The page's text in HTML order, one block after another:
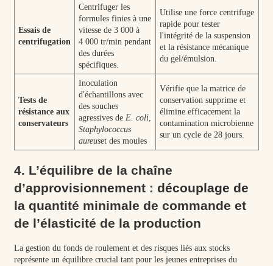
Essais de
centrifugation
Centrifuger les
formules finies à une
vitesse de 3 000 à
4 000 tr/min pendant
des durées
spécifiques.
Utilise une force centrifuge
rapide pour tester
l'intégrité de la suspension
et la résistance mécanique
du gel/émulsion.
Tests de
résistance aux
conservateurs
Inoculation
d'échantillons avec
des souches
agressives de E. coli,
Staphylococcus
aureuset des moules
Vérifie que la matrice de
conservation supprime et
élimine efficacement la
contamination microbienne
sur un cycle de 28 jours.
4. L’équilibre de la chaîne
d’approvisionnement : découplage de
la quantité minimale de commande et
de l’élasticité de la production
La gestion du fonds de roulement et des risques liés aux stocks
représente un équilibre crucial tant pour les jeunes entreprises du